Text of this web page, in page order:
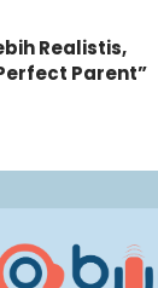
Realistis,
Parent”